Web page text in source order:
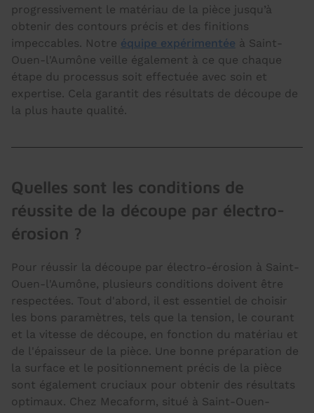
progressivement le matériau de la pièce jusqu’à
obtenir des contours précis et des finitions
impeccables. Notre équipe expérimentée à Saint-
Ouen-l'Aumône veille également à ce que chaque
étape du processus soit effectuée avec soin et
expertise. Cela garantit des résultats de découpe de
la plus haute qualité.
Quelles sont les conditions de
réussite de la découpe par électro-
érosion ?
Pour réussir la découpe par électro-érosion à Saint-
Ouen-l'Aumône, plusieurs conditions doivent être
respectées. Tout d'abord, il est essentiel de choisir
les bons paramètres, tels que la tension, le courant
et la vitesse de découpe, en fonction du matériau et
de l'épaisseur de la pièce. Une bonne préparation de
la surface et le positionnement précis de la pièce
sont également cruciaux pour obtenir des résultats
optimaux. Chez Mecaform, situé à Saint-Ouen-